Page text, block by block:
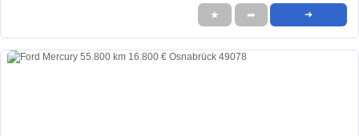
★ ➦ ➜